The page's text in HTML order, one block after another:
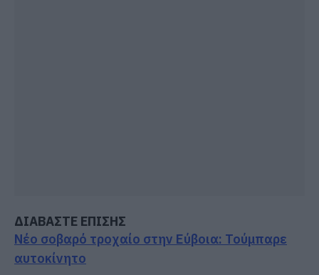
ΔΙΑΒΑΣΤΕ ΕΠΙΣΗΣ
Νέο σοβαρό τροχαίο στην Εύβοια: Τούμπαρε
αυτοκίνητο